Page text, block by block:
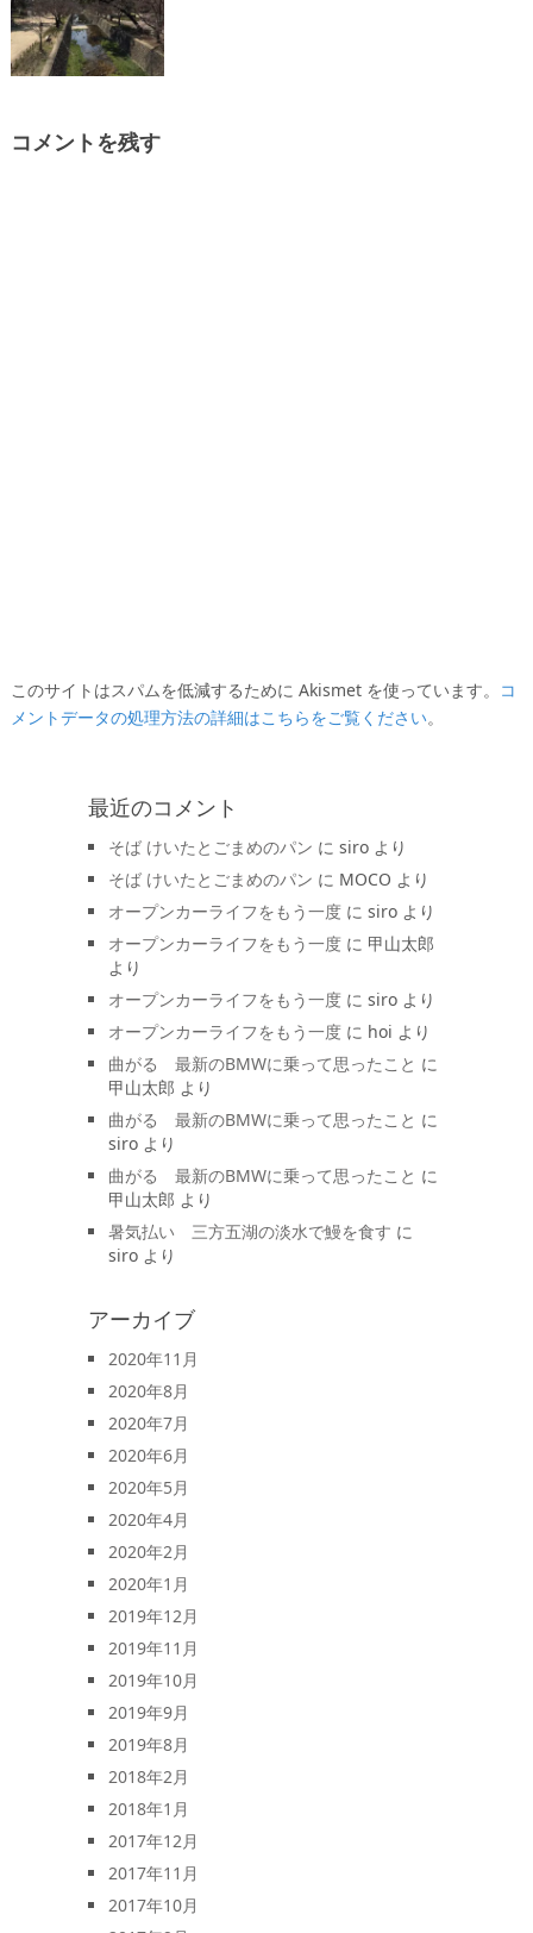
コメントを残す
このサイトはスパムを低減するために Akismet を使っています。
コ
メントデータの処理方法の詳細はこちらをご覧ください。
最近のコメント
そば けいたとごまめのパン に siro より
そば けいたとごまめのパン に MOCO より
オープンカーライフをもう一度 に siro より
オープンカーライフをもう一度 に 甲山太郎
より
オープンカーライフをもう一度 に siro より
オープンカーライフをもう一度 に hoi より
曲がる 最新のBMWに乗って思ったこと に
甲山太郎 より
曲がる 最新のBMWに乗って思ったこと に
siro より
曲がる 最新のBMWに乗って思ったこと に
甲山太郎 より
暑気払い 三方五湖の淡水で鰻を食す に
siro より
アーカイブ
2020年11月
2020年8月
2020年7月
2020年6月
2020年5月
2020年4月
2020年2月
2020年1月
2019年12月
2019年11月
2019年10月
2019年9月
2019年8月
2018年2月
2018年1月
2017年12月
2017年11月
2017年10月